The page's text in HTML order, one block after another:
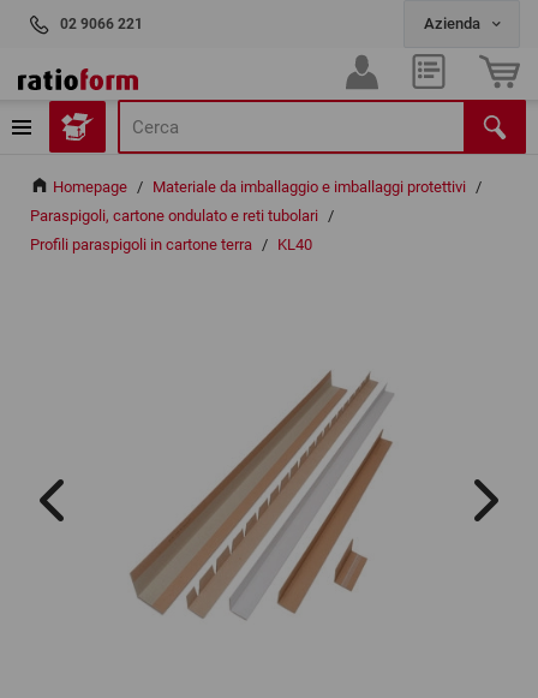
02 9066 221
Homepage / Materiale da imballaggio e imballaggi protettivi /
Paraspigoli, cartone ondulato e reti tubolari /
Profili paraspigoli in cartone terra / KL40